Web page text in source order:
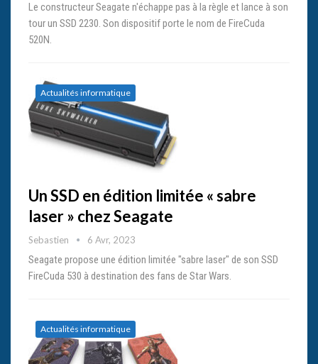
Le constructeur Seagate n'échappe pas à la règle et lance à son
tour un SSD 2230. Son dispositif porte le nom de FireCuda
520N.
Actualités informatique
Un SSD en édition limitée « sabre
laser » chez Seagate
Sebastien 6 Avr, 2023
Seagate propose une édition limitée "sabre laser" de son SSD
FireCuda 530 à destination des fans de Star Wars.
Actualités informatique